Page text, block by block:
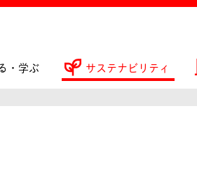
・学ぶ サステナビリティ